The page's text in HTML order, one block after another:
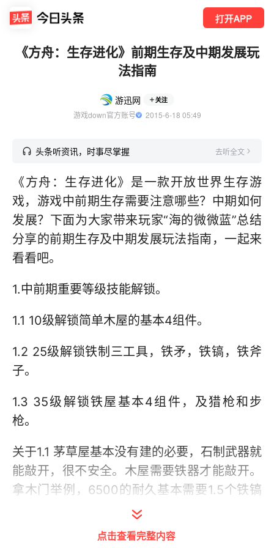
打开APP
《方舟：生存进化》前期生存及中期发展玩
法指南
游迅网 关注
游戏down官方账号
  2015-6-18 05:49
头条听资讯，时事尽掌握 去听全文
《方舟：生存进化》是一款开放世界生存游
戏，游戏中前期生存需要注意哪些？中期如何
发展？下面为大家带来玩家“海的微微蓝”总结
分享的前期生存及中期发展玩法指南，一起来
看看吧。
1.中前期重要等级技能解锁。
1.1 10级解锁简单木屋的基本4组件。
1.2 25级解锁铁制三工具，铁矛，铁镐，铁斧
子。
1.3 35级解锁铁屋基本4组件，及猎枪和步
枪。
关于1.1 茅草屋基本没有建的必要，石制武器就
能敲开，很不安全。木屋需要铁器才能敲开。
拿木门举例，6500的耐久基本需要1.5个铁镐
关于1.2 铁制三工具前期很重要。铁矛在前期
点击查看完整内容